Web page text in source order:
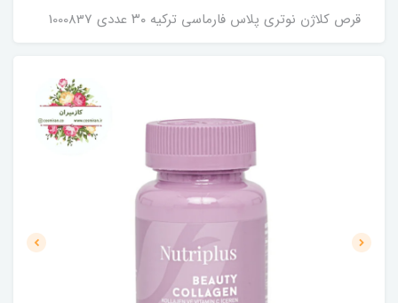
قرص کلاژن نوتری پلاس فارماسی ترکیه ۳۰ عددی 1000837